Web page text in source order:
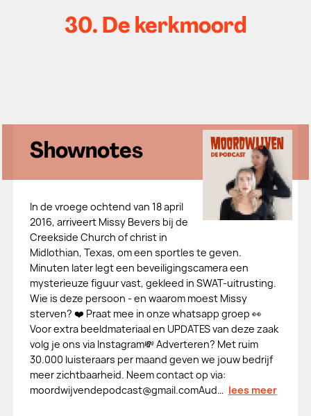
30. De kerkmoord
Shownotes
In de vroege ochtend van 18 april
2016, arriveert Missy Bevers bij de
Creekside Church of christ in
Midlothian, Texas, om een sportles te geven.
Minuten later legt een beveiligingscamera een
mysterieuze figuur vast, gekleed in SWAT-uitrusting.
Wie is deze persoon - en waarom moest Missy
sterven? ❤️ Praat mee in onze whatsapp groep 👀
Voor extra beeldmateriaal en UPDATES van deze zaak
volg je ons via Instagram💸 Adverteren? Met ruim
30.000 luisteraars per maand geven we jouw bedrijf
meer zichtbaarheid. Neem contact op via:
moordwijvendepodcast@gmail.comAud… lees meer